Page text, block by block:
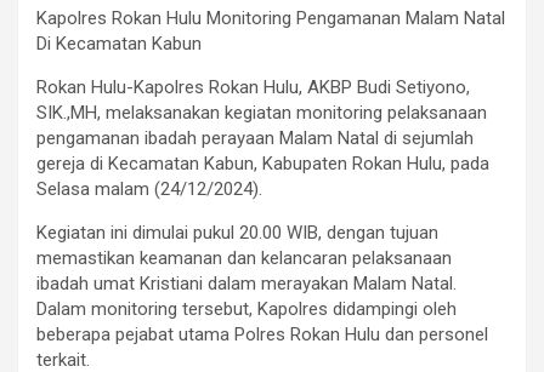
Kapolres Rokan Hulu Monitoring Pengamanan Malam Natal
Di Kecamatan Kabun
Rokan Hulu-Kapolres Rokan Hulu, AKBP Budi Setiyono,
SIK.,MH, melaksanakan kegiatan monitoring pelaksanaan
pengamanan ibadah perayaan Malam Natal di sejumlah
gereja di Kecamatan Kabun, Kabupaten Rokan Hulu, pada
Selasa malam (24/12/2024).
Kegiatan ini dimulai pukul 20.00 WIB, dengan tujuan
memastikan keamanan dan kelancaran pelaksanaan
ibadah umat Kristiani dalam merayakan Malam Natal.
Dalam monitoring tersebut, Kapolres didampingi oleh
beberapa pejabat utama Polres Rokan Hulu dan personel
terkait.